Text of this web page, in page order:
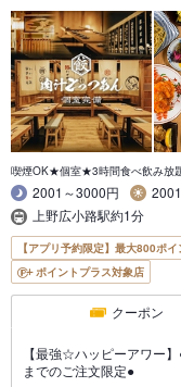
喫煙OK★個室★3時間食べ飲み放
2001～3000円
上野広小路駅約1分
【アプリ予約限定】最大800ポ
ポイントプラス対象店
クーポン
【最強☆ハッピーアワー
までのご注文限定●